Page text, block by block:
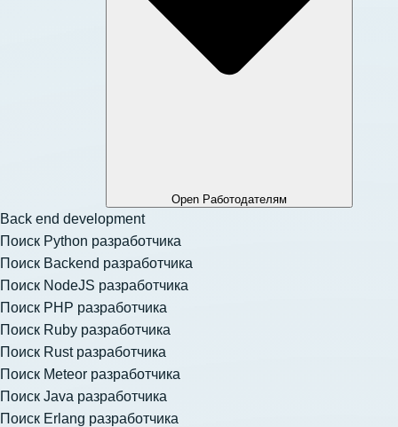
Open Работодателям
Back end development
Поиск Python разработчика
Поиск Backend разработчика
Поиск NodeJS разработчика
Поиск PHP разработчика
Поиск Ruby разработчика
Поиск Rust разработчика
Поиск Meteor разработчика
Поиск Java разработчика
Поиск Erlang разработчика